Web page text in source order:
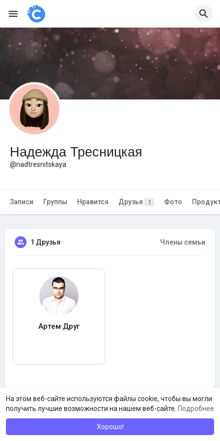
На этом веб-сайте используются файлы cookie, чтобы вы могли
получить лучшие возможности на нашем веб-сайте. Подробнее
Хорошо!
Надежда Тресницкая
@nadtresnitskaya
Записи Группы Нравится Друзья 1 Фото
1 Друзья Члены семьи
Артем Друг